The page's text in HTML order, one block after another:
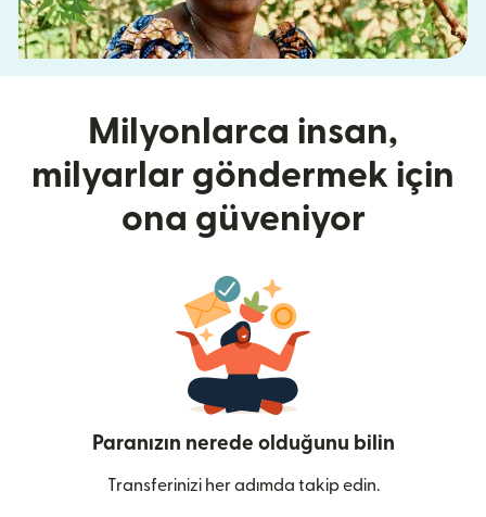
Milyonlarca insan,
milyarlar göndermek için
ona güveniyor
Paranızın nerede olduğunu bilin
Transferinizi her adımda takip edin.